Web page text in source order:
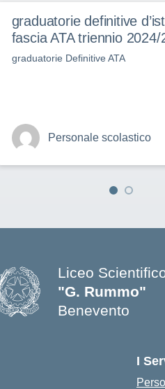
graduatorie definitive
fascia ATA triennio 2024/
graduatorie Definitive ATA
Personale scolastico
Liceo
"G. Rummo"
Benevento
I